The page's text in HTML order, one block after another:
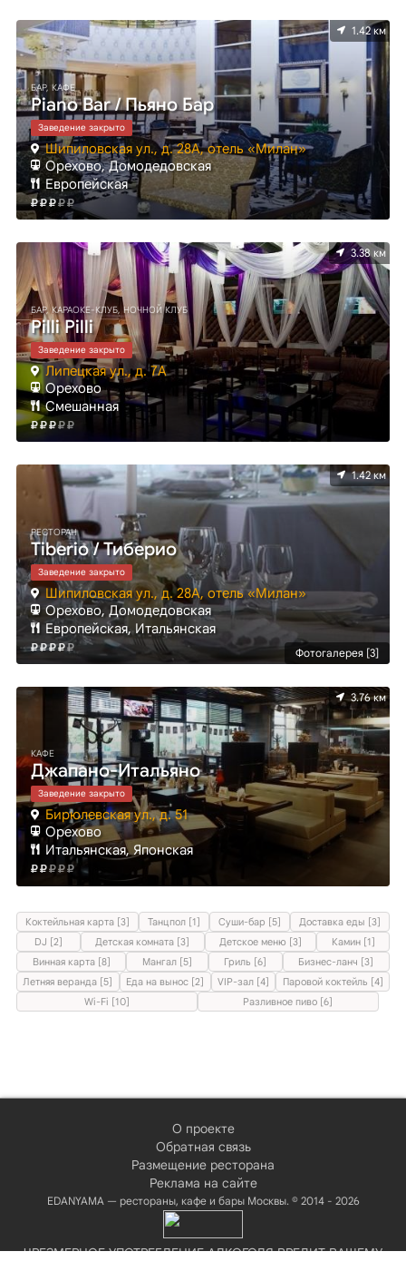
1.42 км
БАР, КАФЕ
Piano Bar / Пьяно Бар
Заведение закрыто
Шипиловская ул., д. 28А, отель «Милан»
Орехово, Домодедовская
Европейская
3.38 км
БАР, КАРАОКЕ-КЛУБ, НОЧНОЙ КЛУБ
Pilli Pilli
Заведение закрыто
Липецкая ул., д. 7А
Орехово
Смешанная
Фотогалерея [3]
1.42 км
РЕСТОРАН
Tiberio / Тиберио
Заведение закрыто
Шипиловская ул., д. 28А, отель «Милан»
Орехово, Домодедовская
Европейская, Итальянская
3.76 км
КАФЕ
Джапано-Итальяно
Заведение закрыто
Бирюлевская ул., д. 51
Орехово
Итальянская, Японская
Коктейльная карта [3] Танцпол [1] Суши-бар [5]
Доставка еды [3]
DJ [2]
Детская комната [3] Детское меню [3]
Камин [1]
Винная карта [8]
Мангал [5] Гриль [6]
Бизнес-ланч [3]
Летняя веранда [5]
Еда на вынос [2] VIP-зал [4]
Паровой коктейль [4]
Wi-Fi [10]
Разливное пиво [6]
О проекте
Обратная связь
Размещение ресторана
Реклама на сайте
EDANYAMA — рестораны, кафе и бары Москвы. © 2014 - 2026
ЧРЕЗМЕРНОЕ УПОТРЕБЛЕНИЕ АЛКОГОЛЯ ВРЕДИТ ВАШЕМУ